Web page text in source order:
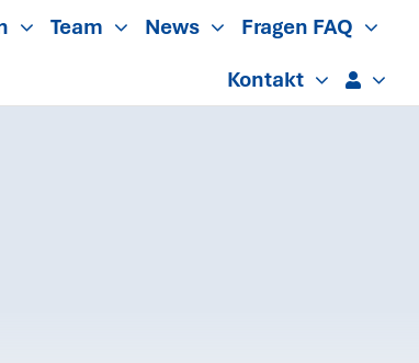
Team News
Fragen FAQ
Kontakt